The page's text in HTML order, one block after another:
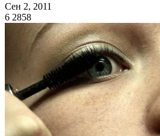
Сен 2, 2011
6 2858